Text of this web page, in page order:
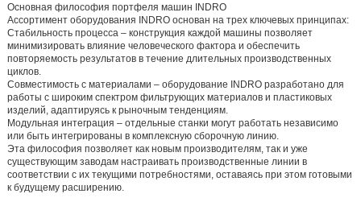
Основная философия портфеля машин INDRO
Ассортимент оборудования INDRO основан на трех ключевых принципах:
Стабильность процесса – конструкция каждой машины позволяет
минимизировать влияние человеческого фактора и обеспечить
повторяемость результатов в течение длительных производственных
циклов.
Совместимость с материалами – оборудование INDRO разработано для
работы с широким спектром фильтрующих материалов и пластиковых
изделий, адаптируясь к рыночным тенденциям.
Модульная интеграция – отдельные станки могут работать независимо
или быть интегрированы в комплексную сборочную линию.
Эта философия позволяет как новым производителям, так и уже
существующим заводам настраивать производственные линии в
соответствии с их текущими потребностями, оставаясь при этом готовыми
к будущему расширению.